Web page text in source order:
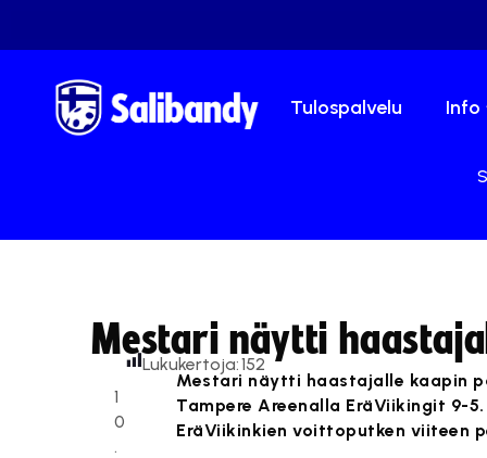
Tulospalvelu Info
Mestari näytti
1
0
.
Lukukertoja:152
Mestari näytti haastajalle kaapin
Tampere Areenalla EräViikingit 9-
EräViikinkien voittoputken viiteen